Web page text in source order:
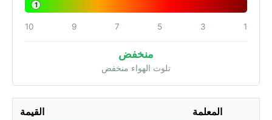
1
1
3
5
7
9
10
منخفض
تلوث الهواء منخفض
المعلمة القيمة